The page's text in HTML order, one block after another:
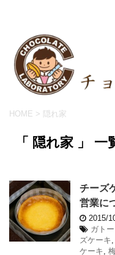
HOME > 隠れ家
「 隠れ家 」 一
チーズ
営業に
2015/
ガト
ズケーキ
ケーキ